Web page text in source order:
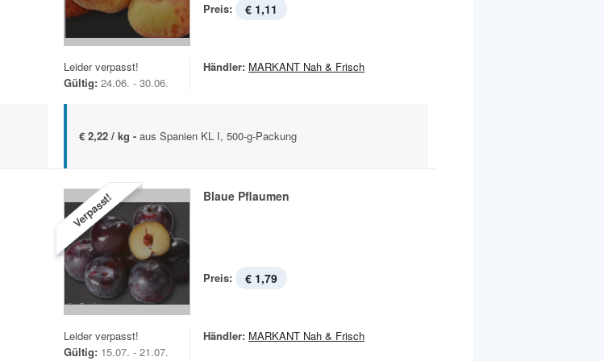
Preis: € 1,11
Leider verpasst!
Gültig: 24.06. - 30.06.
Händler: MARKANT Nah & Frisch
€ 2,22 / kg - aus Spanien KL I, 500-g-Packung
Verpasst! Blaue Pflaumen
Preis: € 1,79
Leider verpasst!
Gültig: 15.07. - 21.07.
Händler: MARKANT Nah & Frisch